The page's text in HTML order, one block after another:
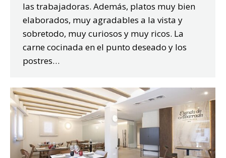
las trabajadoras. Además, platos muy bien
elaborados, muy agradables a la vista y
sobretodo, muy curiosos y muy ricos. La
carne cocinada en el punto deseado y los
postres…